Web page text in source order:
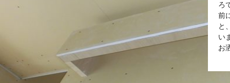
ろ
前
と
い
お